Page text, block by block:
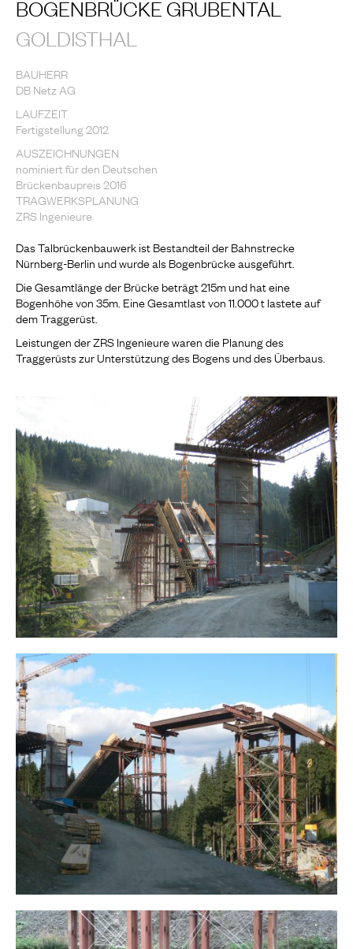
BOGENBRÜCKE GRUBENTAL
GOLDISTHAL
BAUHERR
DB Netz AG
LAUFZEIT
Fertigstellung 2012
AUSZEICHNUNGEN
nominiert für den Deutschen
Brückenbaupreis 2016
TRAGWERKSPLANUNG
ZRS Ingenieure
Das Talbrückenbauwerk ist Bestandteil der Bahnstrecke
Nürnberg-Berlin und wurde als Bogenbrücke ausgeführt.
Die Gesamtlänge der Brücke beträgt 215m und hat eine
Bogenhöhe von 35m. Eine Gesamtlast von 11.000 t lastete auf
dem Traggerüst.
Leistungen der ZRS Ingenieure waren die Planung des
Traggerüsts zur Unterstützung des Bogens und des Überbaus.